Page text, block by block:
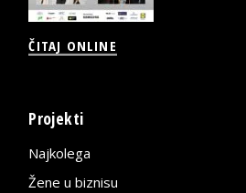
ČITAJ ONLINE
Projekti
Najkolega
Žene u biznisu